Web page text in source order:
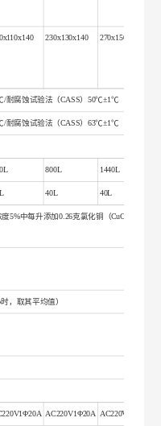
230x130x140 270x150x150
耐腐蚀试验法（CASS）50℃±1℃
耐腐蚀试验法（CASS）63℃±1℃
800L 1440L
40L 40L
5%中每升添加0.26克氯化铜（CuCl2
，取其平均值）
AC220V1Φ20A AC220V1Φ30A